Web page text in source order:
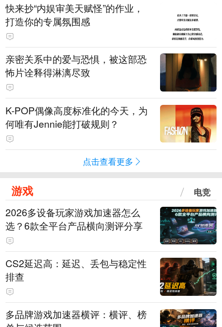
快来抄“内娱审美天赋怪”的作业，
打造你的专属氛围感
亲密关系中的爱与恐惧，被这部恐
怖片诠释得淋漓尽致
K-POP偶像高度标准化的今天，为
何唯有Jennie能打破规则？
点击查看更多
游戏 电竞
2026多设备玩家游戏加速器怎么
选？6款全平台产品横向测评分享
CS2延迟高：延迟、丢包与稳定性
排查
多品牌游戏加速器横评：横评、榜